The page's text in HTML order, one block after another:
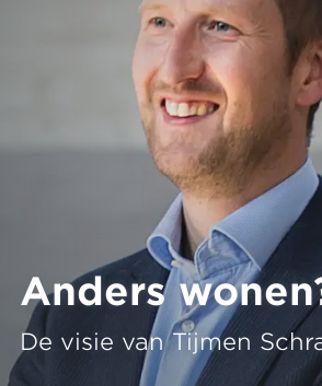
Anders
De visie van Tijmen